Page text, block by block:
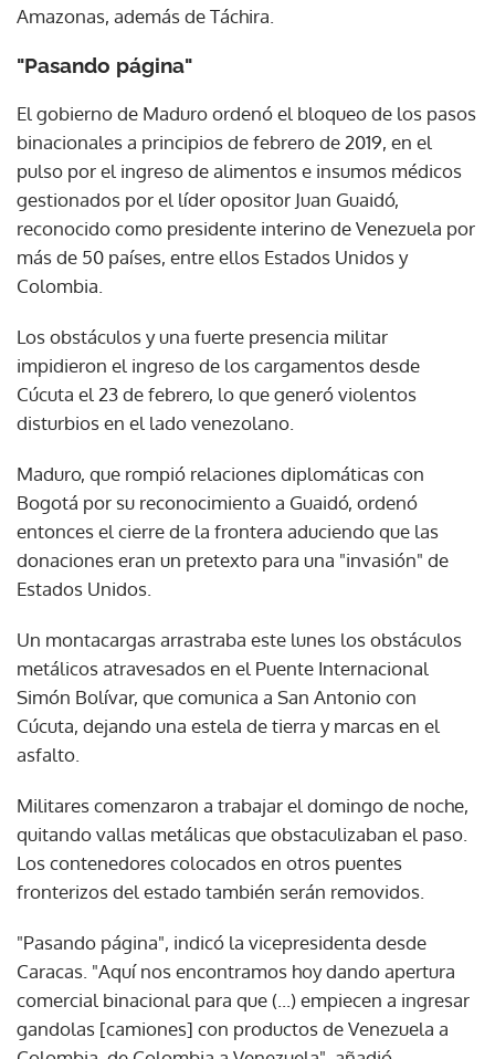
Amazonas, además de Táchira.
"Pasando página"
El gobierno de Maduro ordenó el bloqueo de los pasos
binacionales a principios de febrero de 2019, en el
pulso por el ingreso de alimentos e insumos médicos
gestionados por el líder opositor Juan Guaidó,
reconocido como presidente interino de Venezuela por
más de 50 países, entre ellos Estados Unidos y
Colombia.
Los obstáculos y una fuerte presencia militar
impidieron el ingreso de los cargamentos desde
Cúcuta el 23 de febrero, lo que generó violentos
disturbios en el lado venezolano.
Maduro, que rompió relaciones diplomáticas con
Bogotá por su reconocimiento a Guaidó, ordenó
entonces el cierre de la frontera aduciendo que las
donaciones eran un pretexto para una "invasión" de
Estados Unidos.
Un montacargas arrastraba este lunes los obstáculos
metálicos atravesados en el Puente Internacional
Simón Bolívar, que comunica a San Antonio con
Cúcuta, dejando una estela de tierra y marcas en el
asfalto.
Militares comenzaron a trabajar el domingo de noche,
quitando vallas metálicas que obstaculizaban el paso.
Los contenedores colocados en otros puentes
fronterizos del estado también serán removidos.
"Pasando página", indicó la vicepresidenta desde
Caracas. "Aquí nos encontramos hoy dando apertura
comercial binacional para que (...) empiecen a ingresar
gandolas [camiones] con productos de Venezuela a